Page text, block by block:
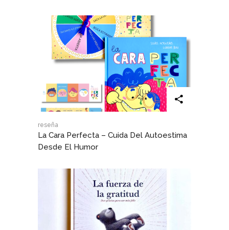
reseña
La Cara Perfecta – Cuida Del Autoestima
Desde El Humor